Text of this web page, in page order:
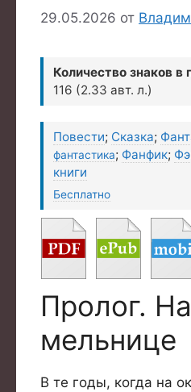
29.05.2026 от
Количество знаков в
116 (2.33 авт. л.)
Повести; Сказка;
фантастика; Фанфик;
книги
Бесплатно
Пролог.
мельнице
В те годы, когда на